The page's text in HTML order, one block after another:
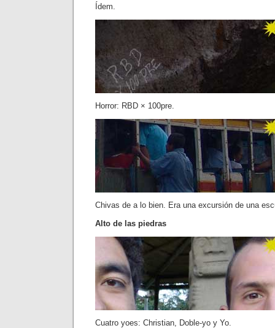
Ídem.
Horror: RBD × 100pre.
Chivas de a lo bien. Era una excursión de una
Alto de las piedras
Cuatro yoes: Christian, Doble-yo y Yo.